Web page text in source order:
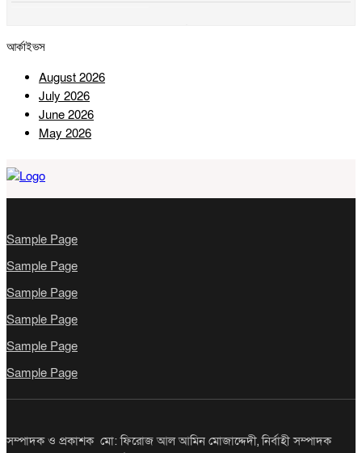
ও সমাবেশ
রামগতিতে প্রেমের সম্পর্কের পর ধর্ষণ মামলা: নিরপেক্ষ তদন্তের দাবি
অভিযুক্তের পরিবারের
সোনারগাঁওয়ে বিশ্ব মাতৃদুগ্ধ সপ্তাহ
মর্যাদায় জুলাই দিবস পালিত
আর্কাইভস
August 2026
July 2026
June 2026
May 2026
Sample Page
Sample Page
Sample Page
Sample Page
Sample Page
Sample Page
সম্পাদক ও প্রকাশক মো: ফিরোজ আল আমিন মোজাদ্দেদী, নির্বাহী সম্পাদক